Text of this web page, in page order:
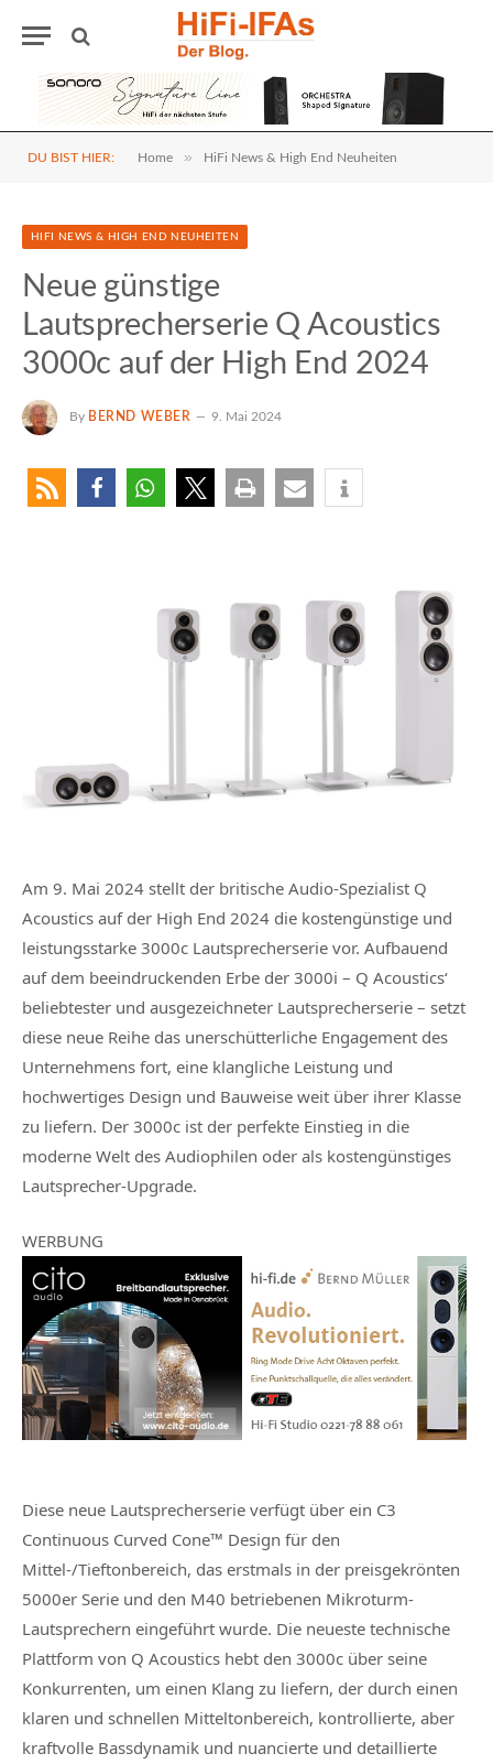
DU BIST HIER: Home » HiFi News & High End Neuheiten
HIFI NEWS & HIGH END NEUHEITEN
Neue günstige
Lautsprecherserie Q Acoustics
3000c auf der High End 2024
By BERND WEBER 9. Mai 2024
Am 9. Mai 2024 stellt der britische Audio-Spezialist Q
Acoustics auf der High End 2024 die kostengünstige und
leistungsstarke 3000c Lautsprecherserie vor. Aufbauend
auf dem beeindruckenden Erbe der 3000i – Q Acoustics‘
beliebtester und ausgezeichneter Lautsprecherserie – setzt
diese neue Reihe das unerschütterliche Engagement des
Unternehmens fort, eine klangliche Leistung und
hochwertiges Design und Bauweise weit über ihrer Klasse
zu liefern. Der 3000c ist der perfekte Einstieg in die
moderne Welt des Audiophilen oder als kostengünstiges
Lautsprecher-Upgrade.
WERBUNG
Diese neue Lautsprecherserie verfügt über ein C3
Continuous Curved Cone™ Design für den
Mittel-/Tieftonbereich, das erstmals in der preisgekrönten
5000er Serie und den M40 betriebenen Mikroturm-
Lautsprechern eingeführt wurde. Die neueste technische
Plattform von Q Acoustics hebt den 3000c über seine
Konkurrenten, um einen Klang zu liefern, der durch einen
klaren und schnellen Mitteltonbereich, kontrollierte, aber
kraftvolle Bassdynamik und nuancierte und detaillierte